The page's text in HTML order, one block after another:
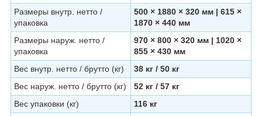
Размеры внутр. нетто /
упаковка
500 × 1880 × 320 мм | 615 ×
1870 × 440 мм
Размеры наруж. нетто /
упаковка
970 × 800 × 320 мм | 1020 ×
855 × 430 мм
Вес внутр. нетто / брутто (кг)
38 кг / 50 кг
Вес наруж. нетто / брутто (кг)
52 кг / 57 кг
Вес упаковки (кг)
116 кг